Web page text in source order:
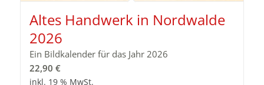
Altes Handwerk in Nordwalde
2026
Ein Bildkalender für das Jahr 2026
22,90 €
inkl. 19 % MwSt.